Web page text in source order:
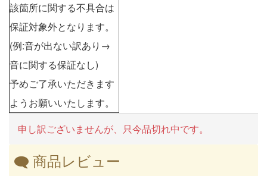
該箇所に関する不具合は
保証対象外となります。
(例:音が出ない訳あり→
音に関する保証なし)
予めご了承いただきます
ようお願いいたします。
申し訳ございませんが、只今品切れ中です。
商品レビュー